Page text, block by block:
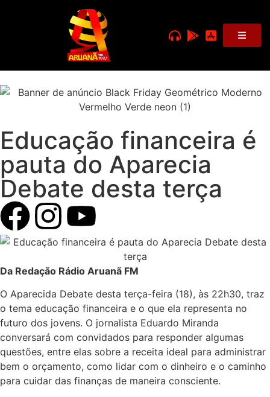
Educação financeira é
pauta do Aparecia
Debate desta terça
Da Redação Rádio Aruanã FM
O Aparecida Debate desta terça-feira (18), às 22h30, traz
o tema educação financeira e o que ela representa no
futuro dos jovens. O jornalista Eduardo Miranda
conversará com convidados para responder algumas
questões, entre elas sobre a receita ideal para administrar
bem o orçamento, como lidar com o dinheiro e o caminho
para cuidar das finanças de maneira consciente.